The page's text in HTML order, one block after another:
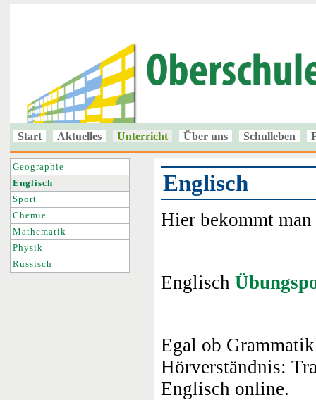
Start Aktuelles Unterricht Über uns Schulleben
Englisch
Hier bekommt man
Englisch
Egal ob
Hörverständnis:
Englisch online.
Geographie
Englisch
Sport
Chemie
Mathematik
Physik
Russisch